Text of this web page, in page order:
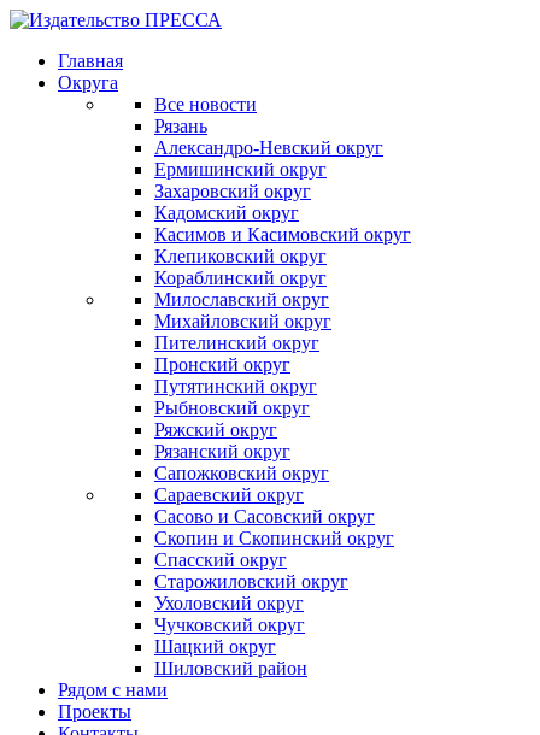
Главная
Округа
Все новости
Рязань
Александро-Невский округ
Ермишинский округ
Захаровский округ
Кадомский округ
Касимов и Касимовский округ
Клепиковский округ
Кораблинский округ
Милославский округ
Михайловский округ
Пителинский округ
Пронский округ
Путятинский округ
Рыбновский округ
Ряжский округ
Рязанский округ
Сапожковский округ
Сараевский округ
Сасово и Сасовский округ
Скопин и Скопинский округ
Спасский округ
Старожиловский округ
Ухоловский округ
Чучковский округ
Шацкий округ
Шиловский район
Рядом с нами
Проекты